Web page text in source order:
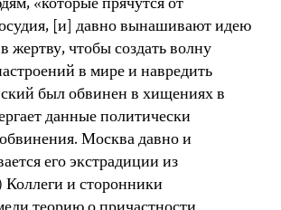
[и] давно вынашивают идею
жертву, чтобы создать волну
в мире и навредить
был обвинен в хищениях в
данные политически
Москва давно и
его экстрадиции из
и сторонники